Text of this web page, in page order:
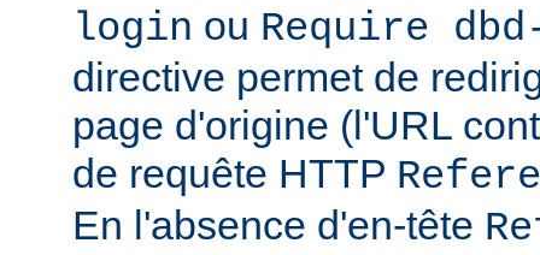
login ou Require
directive permet de
page d'origine (l'URL
de requête HTTP
En l'absence d'en-tête